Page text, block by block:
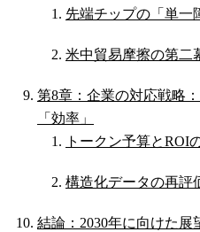
先端チップの「単一
米中貿易摩擦の第二
第8章：企業の対応戦略
「効率」
トークン予算とROI
構造化データの再評
結論：2030年に向けた展